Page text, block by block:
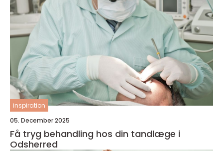
inspiration
05. December 2025
Få tryg behandling hos din tandlæge i
Odsherred